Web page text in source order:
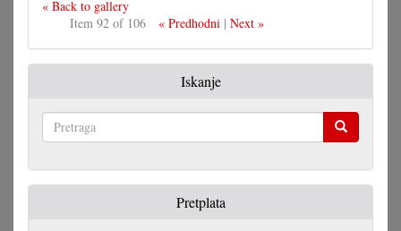
« Back to gallery
Item 92 of 106
« Predhodni| Next »
Iskanje
Pretplata